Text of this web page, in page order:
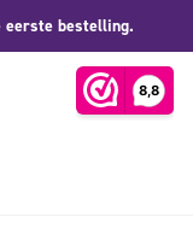
bestelling.